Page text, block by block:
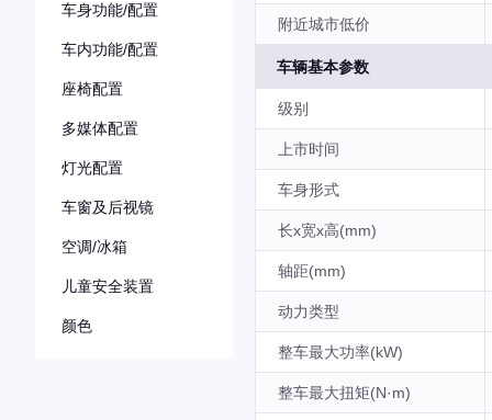
车身功能/配置
车内功能/配置
座椅配置
多媒体配置
灯光配置
车窗及后视镜
空调/冰箱
儿童安全装置
颜色
附近城市低价
车辆基本参数
级别
上市时间
车身形式
长x宽x高(mm)
轴距(mm)
动力类型
整车最大功率(kW)
整车最大扭矩(N·m)